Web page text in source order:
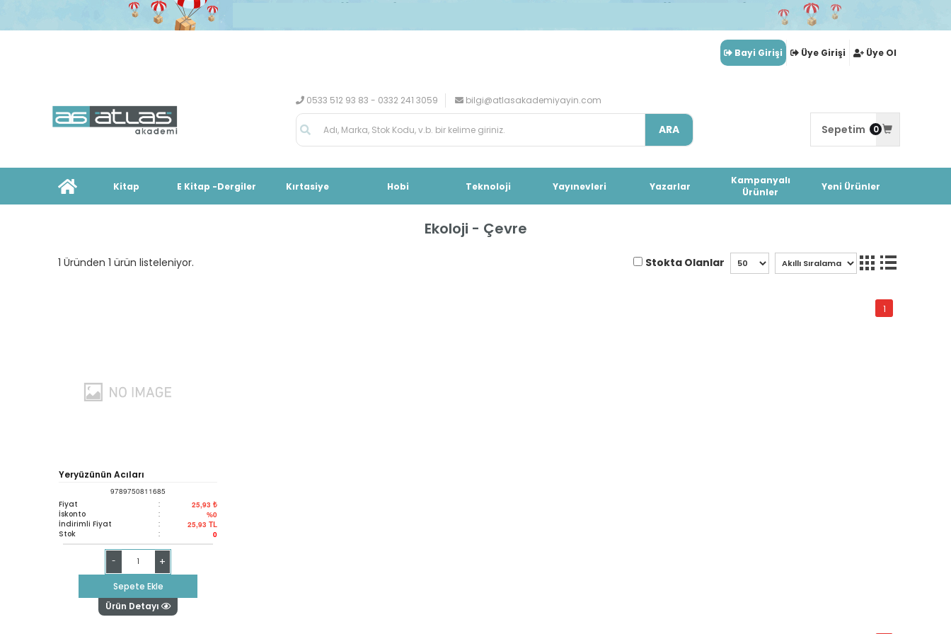
Bayi Girişi Üye Girişi Üye Ol
0533 512 93 83 - 0332 241 3059 bilgi@atlasakademiyayin.com
ARA Sepetim 0
Kitap E Kitap -Dergiler Kırtasiye Hobi Teknoloji Yayınevleri Yazarlar
Kampanyalı
Ürünler
Yeni Ürünler
Ekoloji - Çevre
1 Üründen 1 ürün listeleniyor. Stokta Olanlar
1
Yeryüzünün Acıları
9789750811685
Fiyat : 25,93 ₺
İskonto : %0
İndirimli Fiyat : 25,93 TL
Stok : 0
- +
Sepete Ekle
Ürün Detayı